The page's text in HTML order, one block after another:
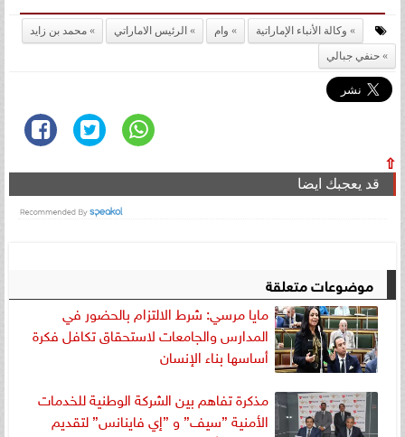
وكالة الأنباء الإماراتية وام الرئيس الاماراتي
محمد بن زايد
حنفي جبالي
⇧
قد يعجبك ايضا
موضوعات متعلقة
مايا مرسي: شرط الالتزام بالحضور في
المدارس والجامعات لاستحقاق تكافل فكرة
أساسها بناء الإنسان
مذكرة تفاهم بين الشركة الوطنية للخدمات
الأمنية ”سيف” و ”إي فاينانس” لتقديم